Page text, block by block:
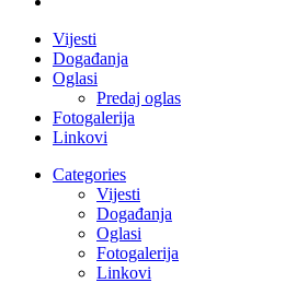
Vijesti
Događanja
Oglasi
Predaj oglas
Fotogalerija
Linkovi
Categories
Vijesti
Događanja
Oglasi
Fotogalerija
Linkovi